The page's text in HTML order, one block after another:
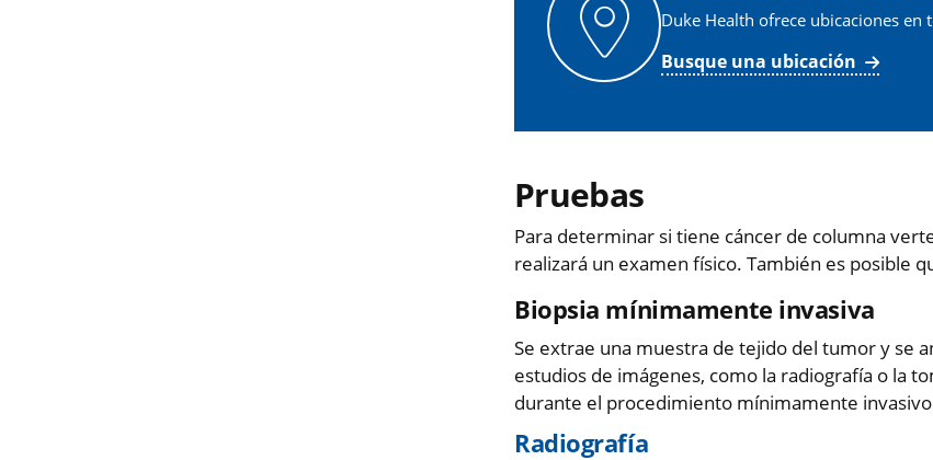
Duke Health ofrece ubicaciones en
Busque una ubicación
Pruebas
Para determinar si tiene cáncer de columna
realizará un examen físico. También es posible
Biopsia mínimamente invasiva
Se extrae una muestra de tejido del tumor y se
estudios de imágenes, como la radiografía o la
durante el procedimiento mínimamente
Radiografía